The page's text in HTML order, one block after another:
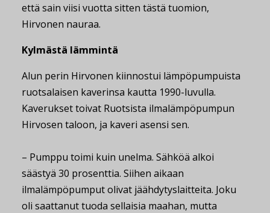
että sain viisi vuotta sitten tästä tuomion,
Hirvonen nauraa.
Kylmästä lämmintä
Alun perin Hirvonen kiinnostui lämpöpumpuista
ruotsalaisen kaverinsa kautta 1990-luvulla.
Kaverukset toivat Ruotsista ilmalämpöpumpun
Hirvosen taloon, ja kaveri asensi sen.
– Pumppu toimi kuin unelma. Sähköä alkoi
säästyä 30 prosenttia. Siihen aikaan
ilmalämpöpumput olivat jäähdytyslaitteita. Joku
oli saattanut tuoda sellaisia maahan, mutta